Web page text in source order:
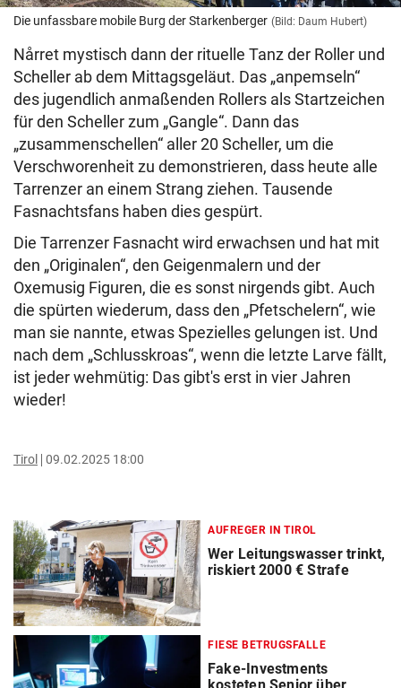
Die unfassbare mobile Burg der Starkenberger (Bild: Daum Hubert)
Nårret mystisch dann der rituelle Tanz der Roller und
Scheller ab dem Mittagsgeläut. Das „anpemseln“
des jugendlich anmaßenden Rollers als Startzeichen
für den Scheller zum „Gangle“. Dann das
„zusammenschellen“ aller 20 Scheller, um die
Verschworenheit zu demonstrieren, dass heute alle
Tarrenzer an einem Strang ziehen. Tausende
Fasnachtsfans haben dies gespürt.
Die Tarrenzer Fasnacht wird erwachsen und hat mit
den „Originalen“, den Geigenmalern und der
Oxemusig Figuren, die es sonst nirgends gibt. Auch
die spürten wiederum, dass den „Pfetschelern“, wie
man sie nannte, etwas Spezielles gelungen ist. Und
nach dem „Schlusskroas“, wenn die letzte Larve fällt,
ist jeder wehmütig: Das gibt's erst in vier Jahren
wieder!
Tirol 09.02.2025 18:00
AUFREGER IN TIROL
Wer Leitungswasser trinkt,
riskiert 2000 € Strafe
FIESE BETRUGSFALLE
Fake-Investments